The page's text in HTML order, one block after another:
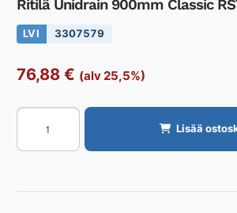
Ritilä Unidrain 900mm Classic
LVI 3307579
76,88 € (alv 25,5%)
Ritilä
Unidrain
900mm
RST
Lisää